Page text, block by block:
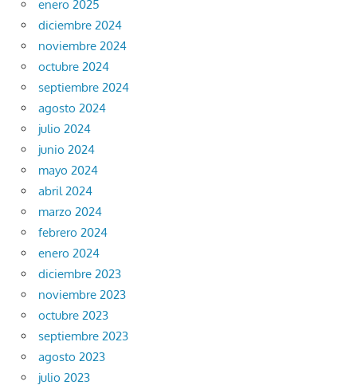
enero 2025
diciembre 2024
noviembre 2024
octubre 2024
septiembre 2024
agosto 2024
julio 2024
junio 2024
mayo 2024
abril 2024
marzo 2024
febrero 2024
enero 2024
diciembre 2023
noviembre 2023
octubre 2023
septiembre 2023
agosto 2023
julio 2023